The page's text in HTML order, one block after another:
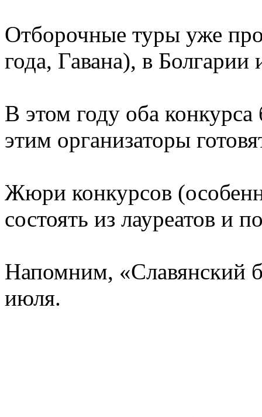
Отборочные туры уже
года, Гавана), в
В этом году оба
этим организаторы
Жюри конкурсов
состоять из лауреатов и
Напомним, «Славянский
июля.